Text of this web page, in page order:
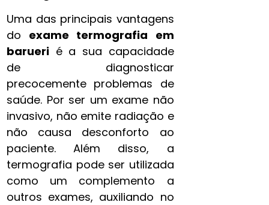
Uma das principais vantagens
do exame termografia​ em
barueri é a sua capacidade
de diagnosticar
precocemente problemas de
saúde. Por ser um exame não
invasivo, não emite radiação e
não causa desconforto ao
paciente. Além disso, a
termografia pode ser utilizada
como um complemento a
outros exames, auxiliando no